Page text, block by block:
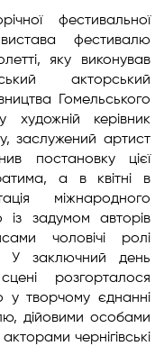
фестивальної
фестивалю
яку виконував
акторський
Гомельського
керівник
заслужений артист
постановку цієї
а в квітні в
міжнародного
із задумом авторів
чоловічі ролі
У заключний день
розгорталося
у творчому єднанні
дійовими особами
чернігівські